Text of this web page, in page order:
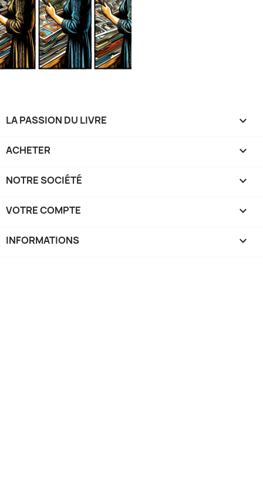
LA PASSION DU LIVRE 
ACHETER 
NOTRE SOCIÉTÉ 
VOTRE COMPTE 
INFORMATIONS keyboard_arrow_down